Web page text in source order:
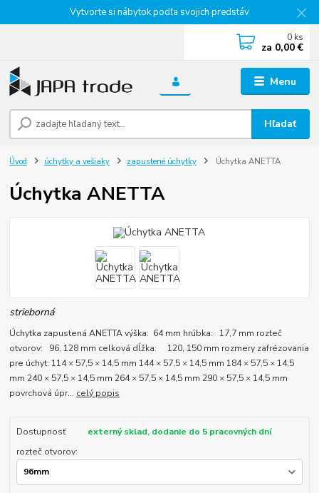
Vytvorte si nábytok podľa svojich predstáv
Menu
Hľadať
0 ks
za 0,00 €
Úvod úchytky a vešiaky zapustené úchytky Úchytka ANETTA
Úchytka ANETTA
strieborná
Úchytka zapustená ANETTA výška: 64 mm hrúbka: 17,7 mm rozteč
otvorov: 96, 128 mm celková dĺžka: 120, 150 mm rozmery zafrézovania
pre úchyt: 114 × 57,5 × 14,5 mm 144 × 57,5 × 14,5 mm 184 × 57,5 × 14,5
mm 240 × 57,5 × 14,5 mm 264 × 57,5 × 14,5 mm 290 × 57,5 × 14,5 mm
povrchová úpr... celý popis
Dostupnosť
externý sklad, dodanie do 5 pracovných dní
rozteč otvorov: